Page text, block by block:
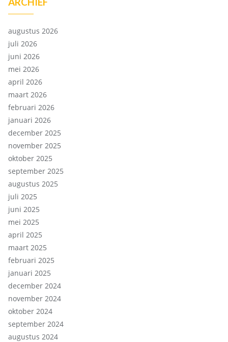
augustus 2026
juli 2026
juni 2026
mei 2026
april 2026
maart 2026
februari 2026
januari 2026
december 2025
november 2025
oktober 2025
september 2025
augustus 2025
juli 2025
juni 2025
mei 2025
april 2025
maart 2025
februari 2025
januari 2025
december 2024
november 2024
oktober 2024
september 2024
augustus 2024